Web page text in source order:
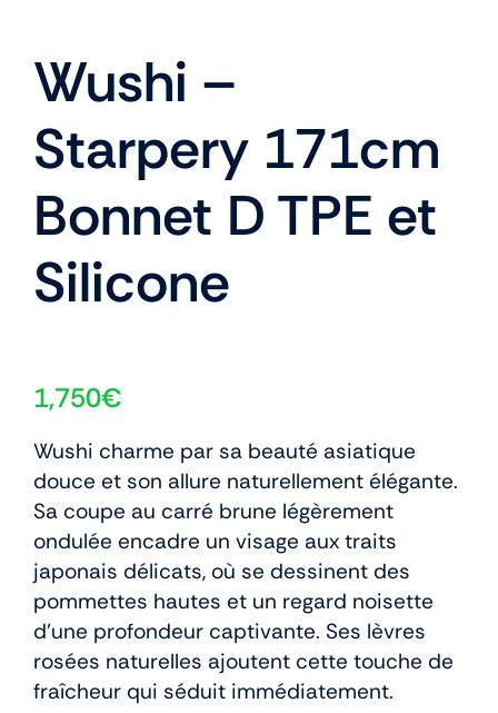
Wushi –
Starpery 171cm
Bonnet D TPE et
Silicone
1,750€
Wushi charme par sa beauté asiatique
douce et son allure naturellement élégante.
Sa coupe au carré brune légèrement
ondulée encadre un visage aux traits
japonais délicats, où se dessinent des
pommettes hautes et un regard noisette
d’une profondeur captivante. Ses lèvres
rosées naturelles ajoutent cette touche de
fraîcheur qui séduit immédiatement.